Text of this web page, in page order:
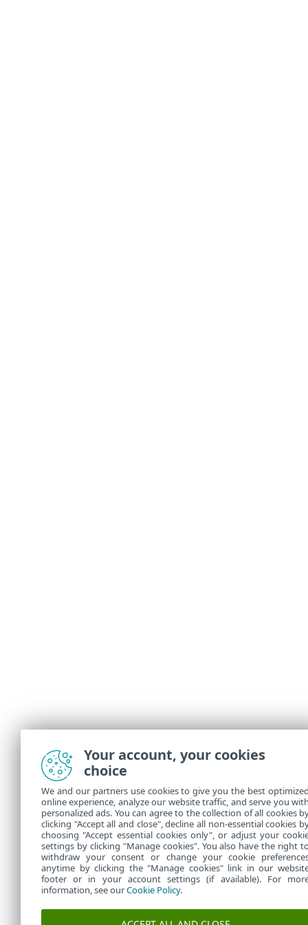
Your account, your cookies
choice
We and our partners use cookies to give you the best
online experience, analyze our website traffic, and serve you
personalized ads. You can agree to the collection of all cookies
clicking "Accept all and close", decline all non-essential cookies
choosing "Accept essential cookies only", or adjust your
settings by clicking "Manage cookies". You also have the right
withdraw your consent or change your cookie
anytime by clicking the "Manage cookies" link in our
footer or in your account settings (if available). For
information, see ourCookie Policy.